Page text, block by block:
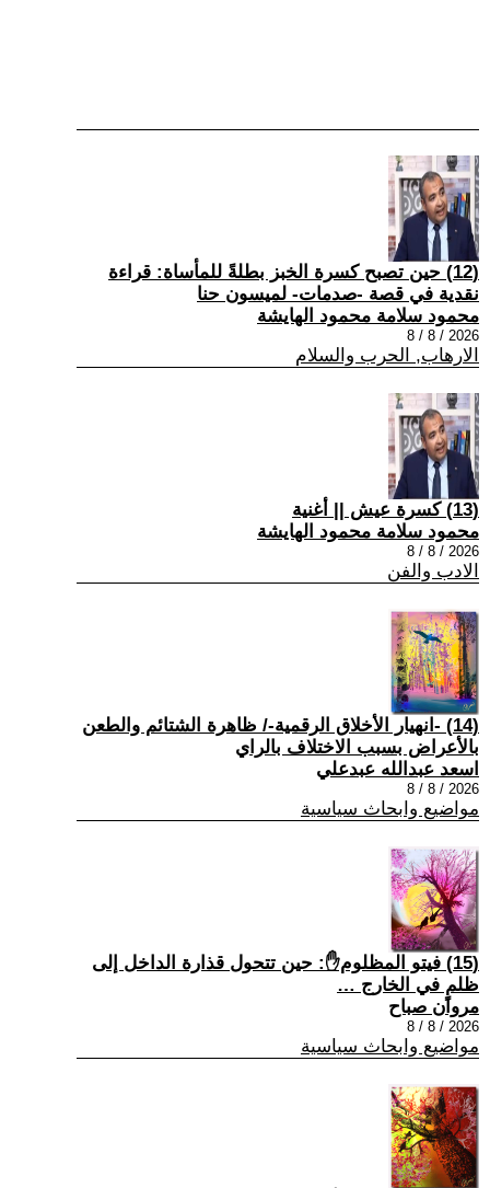
(12) حين تصبح كسرة الخبز بطلةً للمأساة: قراءة
نقدية في قصة -صدمات- لميسون حنا
محمود سلامة محمود الهايشة
2026 / 8 / 8
الارهاب, الحرب والسلام
(13) كسرة عيش || أغنية
محمود سلامة محمود الهايشة
2026 / 8 / 8
الادب والفن
(14) -انهيار الأخلاق الرقمية-/ ظاهرة الشتائم والطعن
بالأعراض بسبب الاختلاف بالراي
اسعد عبدالله عبدعلي
2026 / 8 / 8
مواضيع وابحاث سياسية
(15) فيتو المظلوم✋: حين تتحول قذارة الداخل إلى
ظلمٍ في الخارج …
مروان صباح
2026 / 8 / 8
مواضيع وابحاث سياسية